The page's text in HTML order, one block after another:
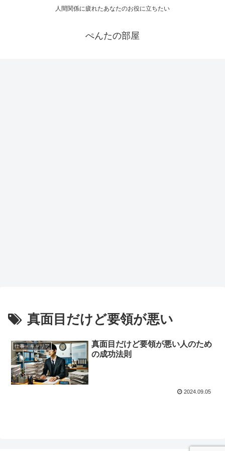
人間関係に疲れたあなたのお役に立ちたい
ぺんたの部屋
真面目だけど要領が悪い
仕事・キャリア
真面目だけど要領が悪い人のため
の成功法則
2024.09.05